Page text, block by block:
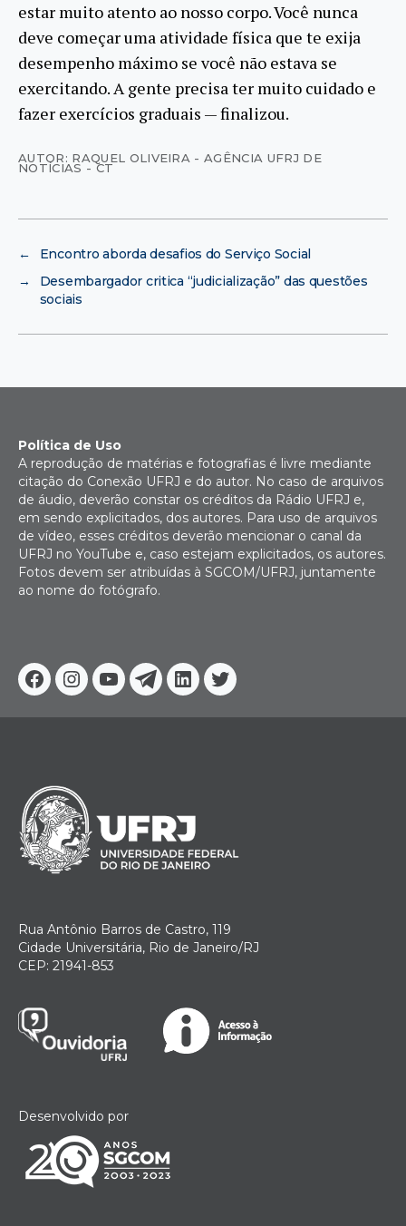
estar muito atento ao nosso corpo. Você nunca
deve começar uma atividade física que te exija
desempenho máximo se você não estava se
exercitando. A gente precisa ter muito cuidado e
fazer exercícios graduais — finalizou.
AUTOR: RAQUEL OLIVEIRA - AGÊNCIA UFRJ DE
NOTÍCIAS - CT
←
Encontro aborda desafios do Serviço Social
→
Desembargador critica “judicialização” das questões
sociais
Facebook
Instagram
YoutubeTelegram
Linkedin
Twitter
Política de Uso
A reprodução de matérias e fotografias é livre mediante
citação do Conexão UFRJ e do autor. No caso de arquivos
de áudio, deverão constar os créditos da Rádio UFRJ e,
em sendo explicitados, dos autores. Para uso de arquivos
de vídeo, esses créditos deverão mencionar o canal da
UFRJ no YouTube e, caso estejam explicitados, os autores.
Fotos devem ser atribuídas à SGCOM/UFRJ, juntamente
ao nome do fotógrafo.
Rua Antônio Barros de Castro, 119
Cidade Universitária, Rio de Janeiro/RJ
CEP: 21941-853
Desenvolvido por